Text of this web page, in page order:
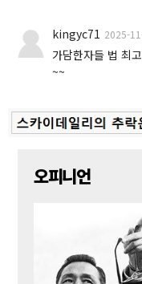
kingyc71 2025-
가담한자들 법 최
~~
오피니언